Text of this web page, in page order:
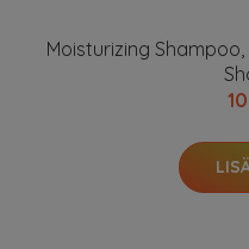
Moisturizing